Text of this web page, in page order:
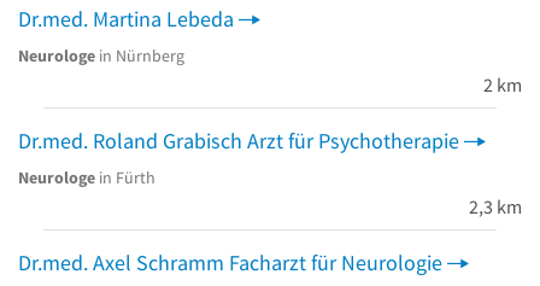
Dr.med. Martina Lebeda
Neurologe in Nürnberg
2 km
Dr.med. Roland Grabisch Arzt für Psychotherapie
Neurologe in Fürth
2,3 km
Dr.med. Axel Schramm Facharzt für Neurologie